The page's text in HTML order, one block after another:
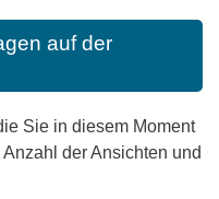
auf der
Sie in diesem Moment
der Ansichten und